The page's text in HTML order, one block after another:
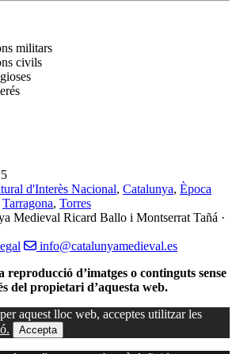
militars
civils
d'Interès Nacional, Catalunya, Època
Tarragona, Torres
Medieval Ricard Ballo i Montserrat Tañá ·
info@catalunyamedieval.es
reproducció d’imatges o continguts sense
del propietari d’aquesta web.
aquest lloc web, acceptes utilitzar les
Accepta